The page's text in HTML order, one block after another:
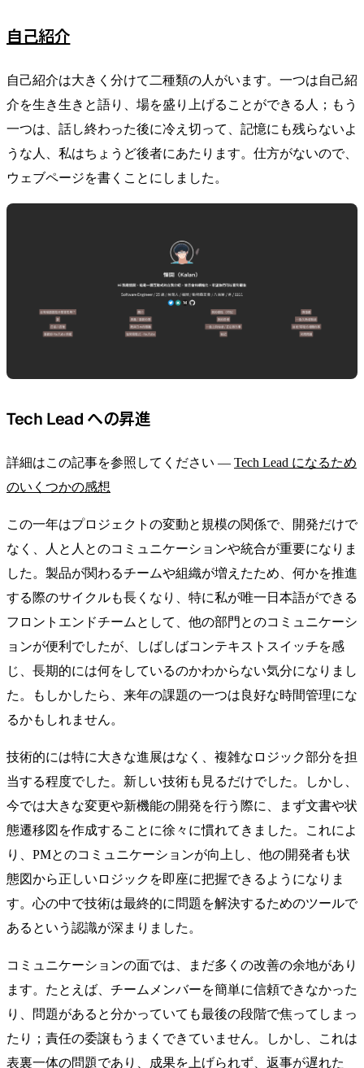
自己紹介
自己紹介は大きく分けて二種類の人がいます。一つは自己紹
介を生き生きと語り、場を盛り上げることができる人；もう
一つは、話し終わった後に冷え切って、記憶にも残らないよ
うな人、私はちょうど後者にあたります。仕方がないので、
ウェブページを書くことにしました。
Tech Lead への昇進
詳細はこの記事を参照してください — Tech Lead になるため
のいくつかの感想
この一年はプロジェクトの変動と規模の関係で、開発だけで
なく、人と人とのコミュニケーションや統合が重要になりま
した。製品が関わるチームや組織が増えたため、何かを推進
する際のサイクルも長くなり、特に私が唯一日本語ができる
フロントエンドチームとして、他の部門とのコミュニケーシ
ョンが便利でしたが、しばしばコンテキストスイッチを感
じ、長期的には何をしているのかわからない気分になりまし
た。もしかしたら、来年の課題の一つは良好な時間管理にな
るかもしれません。
技術的には特に大きな進展はなく、複雑なロジック部分を担
当する程度でした。新しい技術も見るだけでした。しかし、
今では大きな変更や新機能の開発を行う際に、まず文書や状
態遷移図を作成することに徐々に慣れてきました。これによ
り、PMとのコミュニケーションが向上し、他の開発者も状
態図から正しいロジックを即座に把握できるようになりま
す。心の中で技術は最終的に問題を解決するためのツールで
あるという認識が深まりました。
コミュニケーションの面では、まだ多くの改善の余地があり
ます。たとえば、チームメンバーを簡単に信頼できなかった
り、問題があると分かっていても最後の段階で焦ってしまっ
たり；責任の委譲もうまくできていません。しかし、これは
表裏一体の問題であり、成果を上げられず、返事が遅れた